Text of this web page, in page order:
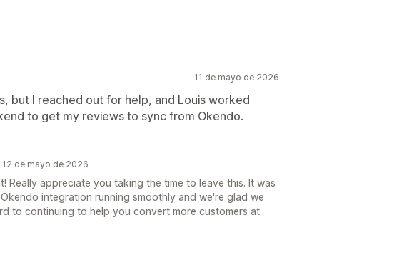
11 de mayo de 2026
but I reached out for help, and Louis worked
to get my reviews to sync from Okendo.
de mayo de 2026
Really appreciate you taking the time to leave this. It was
integration running smoothly and we're glad we
to continuing to help you convert more customers at